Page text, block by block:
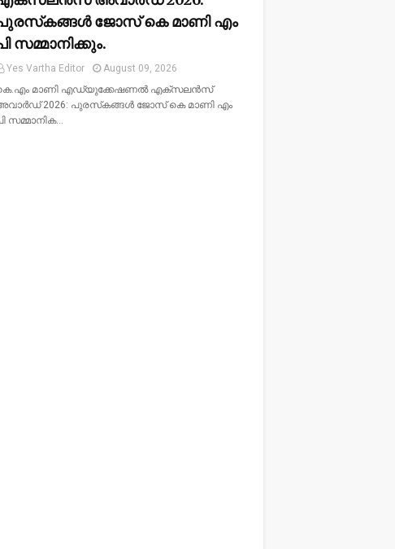
ജോസ് കെ മാണി എം
സമ്മാനിക്കും.
Yes Vartha Editor
August 09, 2026
മാണി എഡ്യുക്കേഷണൽ എക്‌സലൻസ്
2026: പുരസ്‌കങ്ങൾ ജോസ് കെ മാണി എം
സമ്മാനിക…